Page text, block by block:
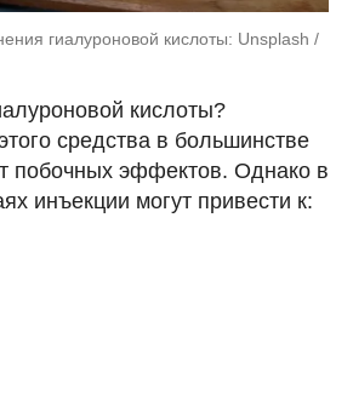
гиалуроновой кислоты: Unsplash /
кислоты?
средства в большинстве
побочных эффектов. Однако в
инъекции могут привести к: